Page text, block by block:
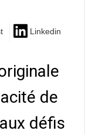
Linkedin
de
défis